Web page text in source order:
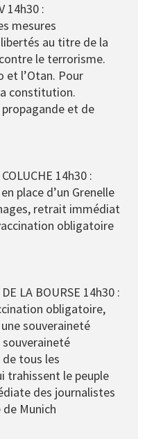
14h30 :
mesures
au titre de la
le terrorisme.
et l’Otan. Pour
constitution.
et de
14h30 :
place d’un Grenelle
retrait immédiat
obligatoire
LA BOURSE 14h30 :
obligatoire,
souveraineté
tous les
trahissent le peuple
des journalistes
Munich